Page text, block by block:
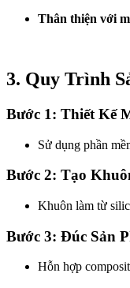
Thân thiện với
3. Quy Trình
Bước 1: Thiết Kế
Sử dụng phần
Bước 2: Tạo
Khuôn làm từ
Bước 3: Đúc Sản
Hỗn hợp